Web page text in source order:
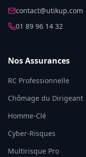
contact@utikup.com
01 89 96 14 32
Nos Assurances
RC Professionnelle
Chômage du Dirigeant
Homme-Clé
Cyber-Risques
Multirisque Pro